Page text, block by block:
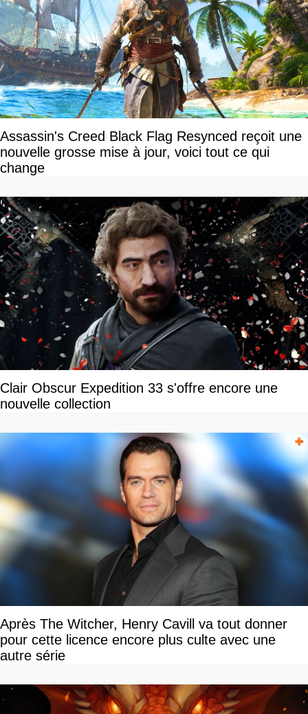
Assassin's Creed Black Flag Resynced reçoit une
nouvelle grosse mise à jour, voici tout ce qui
change
Clair Obscur Expedition 33 s'offre encore une
nouvelle collection
Après The Witcher, Henry Cavill va tout donner
pour cette licence encore plus culte avec une
autre série